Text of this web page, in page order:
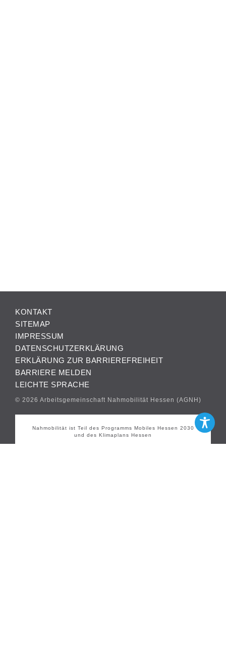
KONTAKT
SITEMAP
IMPRESSUM
DATENSCHUTZERKLÄRUNG
ERKLÄRUNG ZUR BARRIEREFREIHEIT
BARRIERE MELDEN
LEICHTE SPRACHE
© 2026 Arbeitsgemeinschaft Nahmobilität Hessen (AGNH)
Nahmobilität ist Teil des Programms Mobiles Hessen 2030
und des Klimaplans Hessen